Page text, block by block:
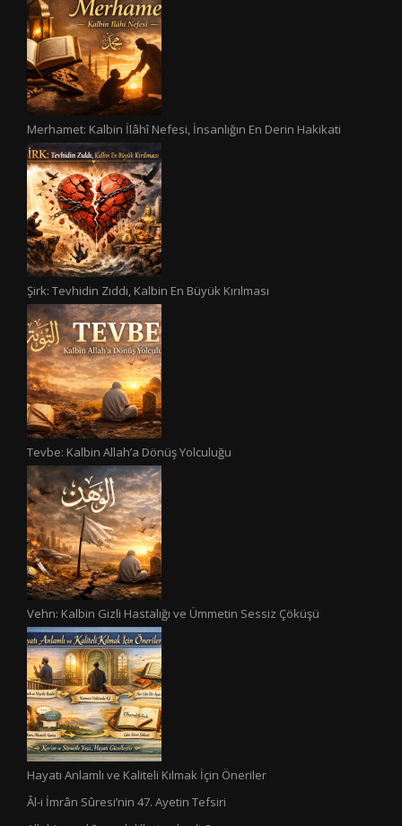
Merhamet: Kalbin İlâhî Nefesi, İnsanlığın En Derin Hakikati
Şirk: Tevhidin Zıddı, Kalbin En Büyük Kırılması
Tevbe: Kalbin Allah’a Dönüş Yolculuğu
Vehn: Kalbin Gizli Hastalığı ve Ümmetin Sessiz Çöküşü
Hayatı Anlamlı ve Kaliteli Kılmak İçin Öneriler
Âl-i İmrân Sûresi’nin 47. Ayetin Tefsiri